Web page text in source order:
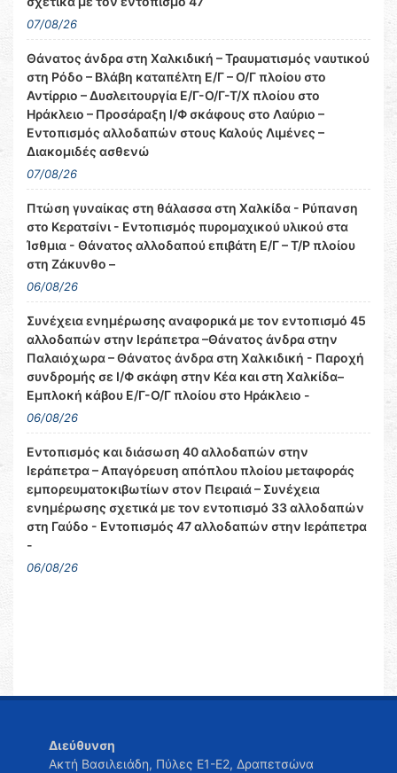
07/08/26
Θάνατος άνδρα στη Χαλκιδική – Τραυματισμός ναυτικού
στη Ρόδο – Βλάβη καταπέλτη Ε/Γ – Ο/Γ πλοίου στο
Αντίρριο – Δυσλειτουργία Ε/Γ-Ο/Γ-Τ/Χ πλοίου στο
Ηράκλειο – Προσάραξη Ι/Φ σκάφους στο Λαύριο –
Εντοπισμός αλλοδαπών στους Καλούς Λιμένες –
Διακομιδές ασθενώ
07/08/26
Πτώση γυναίκας στη θάλασσα στη Χαλκίδα - Ρύπανση
στο Κερατσίνι - Εντοπισμός πυρομαχικού υλικού στα
Ίσθμια - Θάνατος αλλοδαπού επιβάτη Ε/Γ – Τ/Ρ πλοίου
στη Ζάκυνθο –
06/08/26
Συνέχεια ενημέρωσης αναφορικά με τον εντοπισμό 45
αλλοδαπών στην Ιεράπετρα –Θάνατος άνδρα στην
Παλαιόχωρα – Θάνατος άνδρα στη Χαλκιδική - Παροχή
συνδρομής σε Ι/Φ σκάφη στην Κέα και στη Χαλκίδα–
Εμπλοκή κάβου Ε/Γ-Ο/Γ πλοίου στο Ηράκλειο -
06/08/26
Εντοπισμός και διάσωση 40 αλλοδαπών στην
Ιεράπετρα – Απαγόρευση απόπλου πλοίου μεταφοράς
εμπορευματοκιβωτίων στον Πειραιά – Συνέχεια
ενημέρωσης σχετικά με τον εντοπισμό 33 αλλοδαπών
στη Γαύδο - Εντοπισμός 47 αλλοδαπών στην Ιεράπετρα
-
06/08/26
Διεύθυνση
Ακτή Βασιλειάδη, Πύλες Ε1-Ε2, Δραπετσώνα